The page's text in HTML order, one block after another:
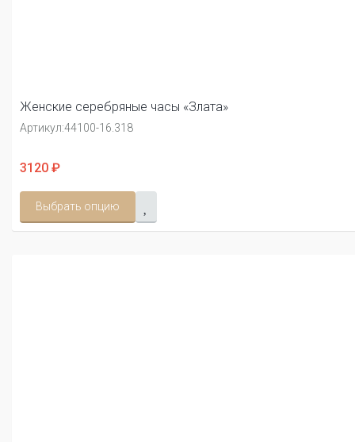
Женские серебряные часы «Злата»
Артикул:44100-16.318
3120 ₽
Выбрать опцию